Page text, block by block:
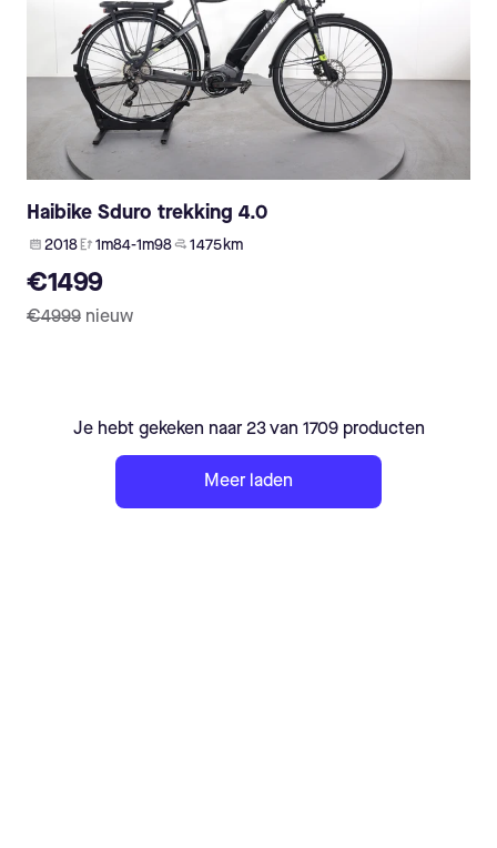
Haibike Sduro trekking 4.0
2018 1m84-1m98 1 475 km
€1499
€4999 nieuw
Je hebt gekeken naar 23 van 1709 producten
Meer laden